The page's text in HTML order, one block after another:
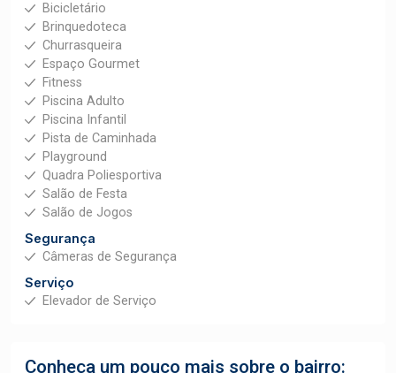
Bicicletário
Brinquedoteca
Churrasqueira
Espaço Gourmet
Fitness
Piscina Adulto
Piscina Infantil
Pista de Caminhada
Playground
Quadra Poliesportiva
Salão de Festa
Salão de Jogos
Segurança
Câmeras de Segurança
Serviço
Elevador de Serviço
Conheça um pouco mais sobre o bairro: